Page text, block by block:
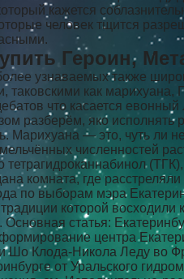
кажется
человек тщится
Героин,
узнаваемых также
таковскими как
что касается
разберём, яко исполнять
Марихуана — это, чуть ли
численностей
комната, где
по выборам мэра
которой
Основная статья:
центра
Шо Клода-Никола Леду во
от Уральского